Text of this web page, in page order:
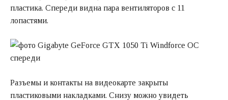
пластика. Спереди видна пара вентиляторов с 11
лопастями.
Разъемы и контакты на видеокарте закрыты
пластиковыми накладками. Снизу можно увидеть